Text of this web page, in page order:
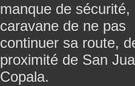
manque de
caravane de ne pas
continuer sa route,
proximité de San
Copala.